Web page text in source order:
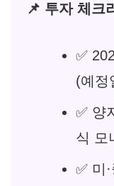
📌 투자 체크
✅
(예정
✅ 양
식 모
✅ 미